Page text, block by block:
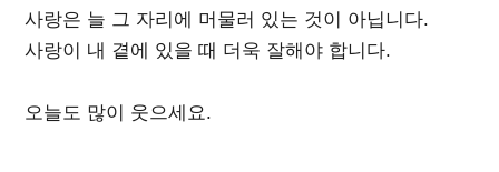
사랑은 늘 그 자리에 머물러 있는 것이 아닙니다.
사랑이 내 곁에 있을 때 더욱 잘해야 합니다.
오늘도 많이 웃으세요.